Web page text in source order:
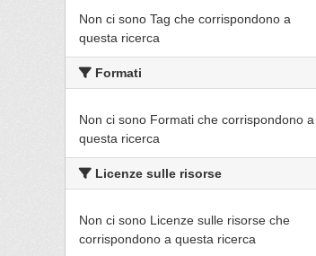
Non ci sono Tag che corrispondono a
questa ricerca
Formati
Non ci sono Formati che corrispondono a
questa ricerca
Licenze sulle risorse
Non ci sono Licenze sulle risorse che
corrispondono a questa ricerca